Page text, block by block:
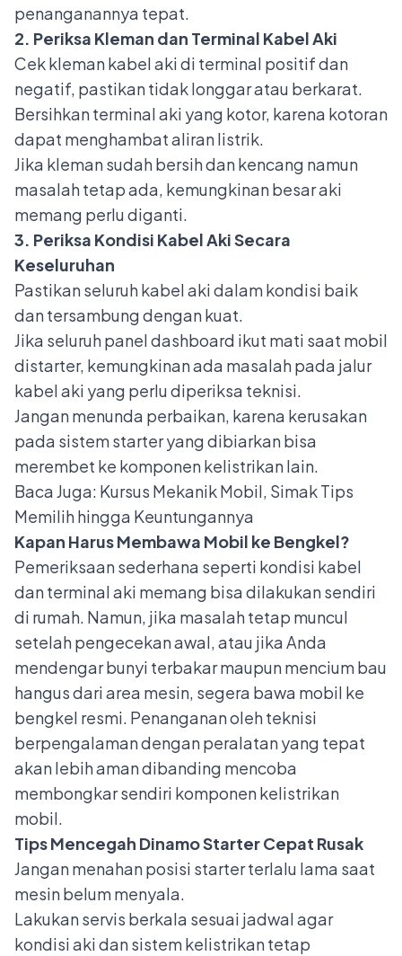
penanganannya tepat.
2. Periksa Kleman dan Terminal Kabel Aki
Cek kleman kabel aki di terminal positif dan
negatif, pastikan tidak longgar atau berkarat.
Bersihkan terminal aki yang kotor, karena kotoran
dapat menghambat aliran listrik.
Jika kleman sudah bersih dan kencang namun
masalah tetap ada, kemungkinan besar aki
memang perlu diganti.
3. Periksa Kondisi Kabel Aki Secara
Keseluruhan
Pastikan seluruh kabel aki dalam kondisi baik
dan tersambung dengan kuat.
Jika seluruh panel dashboard ikut mati saat mobil
distarter, kemungkinan ada masalah pada jalur
kabel aki yang perlu diperiksa teknisi.
Jangan menunda perbaikan, karena kerusakan
pada sistem starter yang dibiarkan bisa
merembet ke komponen kelistrikan lain.
Baca Juga: Kursus Mekanik Mobil, Simak Tips
Memilih hingga Keuntungannya
Kapan Harus Membawa Mobil ke Bengkel?
Pemeriksaan sederhana seperti kondisi kabel
dan terminal aki memang bisa dilakukan sendiri
di rumah. Namun, jika masalah tetap muncul
setelah pengecekan awal, atau jika Anda
mendengar bunyi terbakar maupun mencium bau
hangus dari area mesin, segera bawa mobil ke
bengkel resmi. Penanganan oleh teknisi
berpengalaman dengan peralatan yang tepat
akan lebih aman dibanding mencoba
membongkar sendiri komponen kelistrikan
mobil.
Tips Mencegah Dinamo Starter Cepat Rusak
Jangan menahan posisi starter terlalu lama saat
mesin belum menyala.
Lakukan servis berkala sesuai jadwal agar
kondisi aki dan sistem kelistrikan tetap